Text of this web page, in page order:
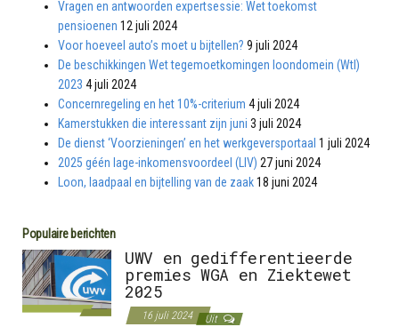
Vragen en antwoorden expertsessie: Wet toekomst
pensioenen 12 juli 2024
Voor hoeveel auto’s moet u bijtellen? 9 juli 2024
De beschikkingen Wet tegemoetkomingen loondomein (Wtl)
2023 4 juli 2024
Concernregeling en het 10%-criterium 4 juli 2024
Kamerstukken die interessant zijn juni 3 juli 2024
De dienst ‘Voorzieningen’ en het werkgeversportaal 1 juli 2024
2025 géén lage-inkomensvoordeel (LIV) 27 juni 2024
Loon, laadpaal en bijtelling van de zaak18 juni 2024
Populaire berichten
UWV en gedifferentieerde
premies WGA en Ziektewet
2025
16 juli 2024 Uit